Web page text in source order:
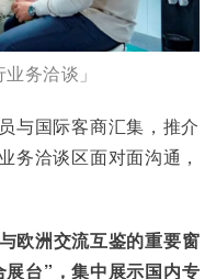
务洽谈」
与国际客商汇集，推介
务洽谈区面对面沟通，
欧洲交流互鉴的重要窗
台”，集中展示国内专